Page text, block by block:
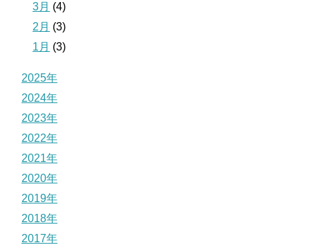
3月 (4)
2月 (3)
1月 (3)
2025年
2024年
2023年
2022年
2021年
2020年
2019年
2018年
2017年